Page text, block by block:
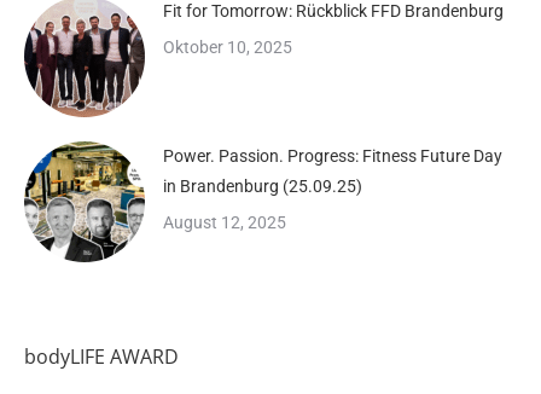
Fit for Tomorrow: Rückblick FFD Brandenburg
Oktober 10, 2025
Power. Passion. Progress: Fitness Future Day
in Brandenburg (25.09.25)
August 12, 2025
bodyLIFE AWARD